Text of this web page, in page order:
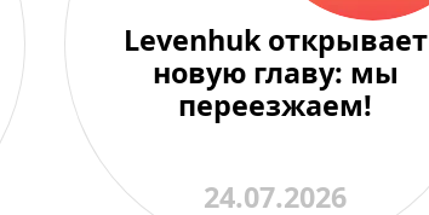
Levenhuk открывает
новую главу: мы
переезжаем!
24.07.2026